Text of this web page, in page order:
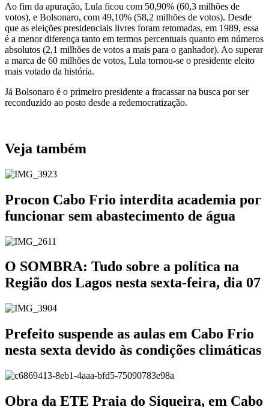
Ao fim da apuração, Lula ficou com 50,90% (60,3 milhões de
votos), e Bolsonaro, com 49,10% (58,2 milhões de votos). Desde
que as eleições presidenciais livres foram retomadas, em 1989, essa
é a menor diferença tanto em termos percentuais quanto em números
absolutos (2,1 milhões de votos a mais para o ganhador). Ao superar
a marca de 60 milhões de votos, Lula tornou-se o presidente eleito
mais votado da história.
Já Bolsonaro é o primeiro presidente a fracassar na busca por ser
reconduzido ao posto desde a redemocratização.
Veja também
Procon Cabo Frio interdita academia por
funcionar sem abastecimento de água
O SOMBRA: Tudo sobre a política na
Região dos Lagos nesta sexta-feira, dia 07
Prefeito suspende as aulas em Cabo Frio
nesta sexta devido às condições climáticas
Obra da ETE Praia do Siqueira, em Cabo